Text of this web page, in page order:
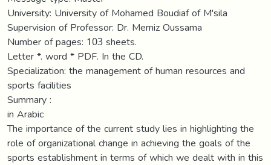
University: University of Mohamed Boudiaf of M'sila
Supervision of Professor: Dr. Merniz Oussama
Number of pages: 103 sheets.
Letter *. word * PDF. In the CD.
Specialization: the management of human resources and
sports facilities
Summary :
in Arabic
The importance of the current study lies in highlighting the
role of organizational change in achieving the goals of the
sports establishment in terms of which we dealt with in this